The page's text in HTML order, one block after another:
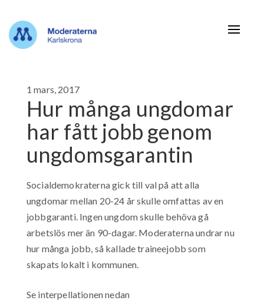
1 mars, 2017
Hur många ungdomar
har fått jobb genom
ungdomsgarantin
Socialdemokraterna gick till val på att alla
ungdomar mellan 20-24 år skulle omfattas av en
jobbgaranti. Ingen ungdom skulle behöva gå
arbetslös mer än 90-dagar. Moderaterna undrar nu
hur många jobb, så kallade traineejobb som
skapats lokalt i kommunen.
Se interpellationen nedan